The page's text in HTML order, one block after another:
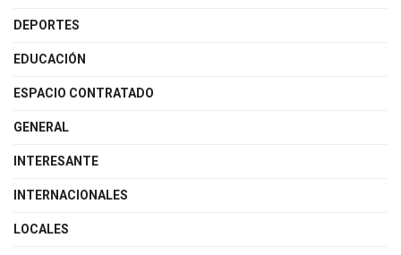
DEPORTES
EDUCACIÓN
ESPACIO CONTRATADO
GENERAL
INTERESANTE
INTERNACIONALES
LOCALES